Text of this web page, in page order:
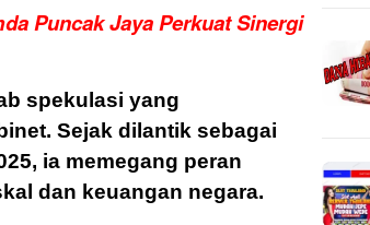
Puncak Jaya Perkuat Sinergi
spekulasi yang
Sejak dilantik sebagai
ia memegang peran
dan keuangan negara.